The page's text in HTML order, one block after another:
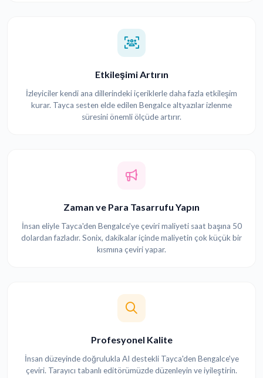
Etkileşimi Artırın
İzleyiciler kendi ana dillerindeki içeriklerle daha fazla etkileşim
kurar. Tayca sesten elde edilen Bengalce altyazılar izlenme
süresini önemli ölçüde artırır.
Zaman ve Para Tasarrufu Yapın
İnsan eliyle Tayca'den Bengalce'ye çeviri maliyeti saat başına 50
dolardan fazladır. Sonix, dakikalar içinde maliyetin çok küçük bir
kısmına çeviri yapar.
Profesyonel Kalite
İnsan düzeyinde doğrulukla AI destekli Tayca'den Bengalce'ye
çeviri. Tarayıcı tabanlı editörümüzde düzenleyin ve iyileştirin.